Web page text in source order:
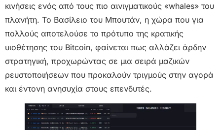
κινήσεις ενός από τους πιο αινιγματικούς «whales» του
πλανήτη. Το Βασίλειο του Μπουτάν, η χώρα που για
πολλούς αποτελούσε το πρότυπο της κρατικής
υιοθέτησης του Bitcoin, φαίνεται πως αλλάζει άρδην
στρατηγική, προχωρώντας σε μια σειρά μαζικών
ρευστοποιήσεων που προκαλούν τριγμούς στην αγορά
και έντονη ανησυχία στους επενδυτές.